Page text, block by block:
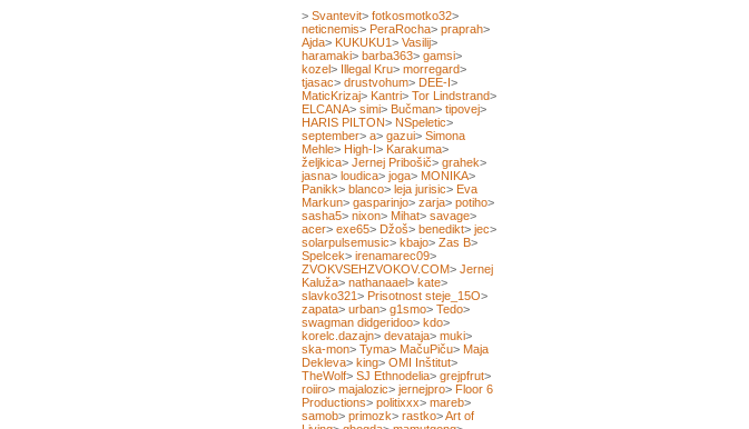
> Svantevit> fotkosmotko32>
neticnemis> PeraRocha> praprah>
Ajda> KUKUKU1> Vasilij>
haramaki> barba363> gamsi>
kozel> Illegal Kru> morregard>
tjasac> drustvohum> DEE-I>
MaticKrizaj> Kantri> Tor Lindstrand>
ELCANA> simi> Bučman> tipovej>
HARIS PILTON> NSpeletic>
september> a> gazui> Simona
Mehle> High-I> Karakuma>
željkica> Jernej Pribošič> grahek>
jasna> loudica> joga> MONIKA>
Panikk> blanco> leja jurisic> Eva
Markun> gasparinjo> zarja> potiho>
sasha5> nixon> Mihat> savage>
acer> exe65> Džoš> benedikt> jec>
solarpulsemusic> kbajo> Zas B>
Spelcek> irenamarec09>
ZVOKVSEHZVOKOV.COM> Jernej
Kaluža> nathanaael> kate>
slavko321> Prisotnost steje_15O>
zapata> urban> g1smo> Tedo>
swagman didgeridoo> kdo>
korelc.dazajn> devataja> muki>
ska-mon> Tyma> MačuPiču> Maja
Dekleva> king> OMI Inštitut>
TheWolf> SJ Ethnodelia> grejpfrut>
roiiro> majalozic> jernejpro> Floor 6
Productions> politixxx> mareb>
samob> primozk> rastko>Art of